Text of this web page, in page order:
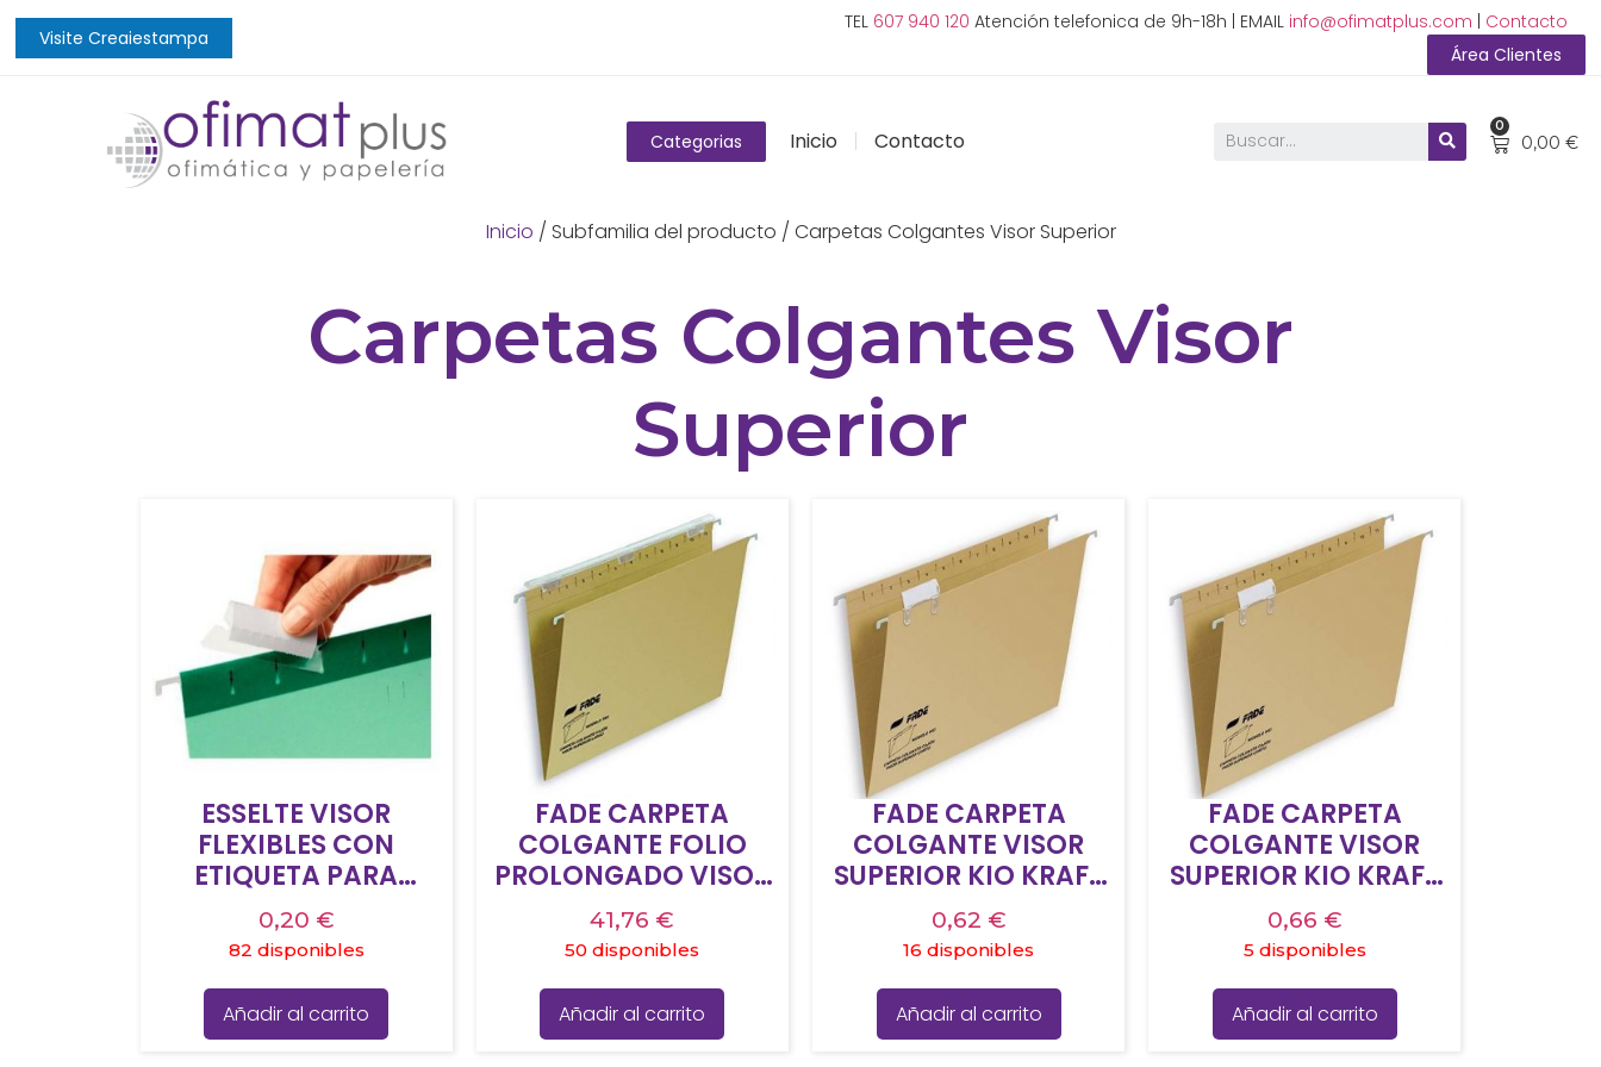
Visite Creaiestampa
TEL 607 940 120 Atención telefonica de 9h-18h | EMAIL info@ofimatplus.com
Contacto
Área Clientes
Categorias Inicio Contacto 0,00 €
0
Inicio / Subfamilia del producto / Carpetas Colgantes Visor Superior
Carpetas Colgantes Visor
Superior
ESSELTE VISOR
FLEXIBLES CON
ETIQUETA PARA
CARPETAS
COLGANTES CLASSIC
5CM TRANSPARENTE
BOLSA -25U-
0,20 €
82 disponibles
Añadir al carrito
FADE CARPETA
COLGANTE FOLIO
PROLONGADO VISOR
SUPERIOR
C/ETIQUETAS
CARTULINA KRAFT
ECO
41,76 €
50 disponibles
Añadir al carrito
FADE CARPETA
COLGANTE VISOR
SUPERIOR KIO KRAFT
CARTULINA A4 CON
ETIQUETAS -50U-
0,62 €
16 disponibles
Añadir al carrito
FADE CARPETA
COLGANTE VISOR
SUPERIOR KIO KRAFT
CARTULINA FOLIO
CON ETIQUETAS
-50U-
0,66 €
5 disponibles
Añadir al carrito